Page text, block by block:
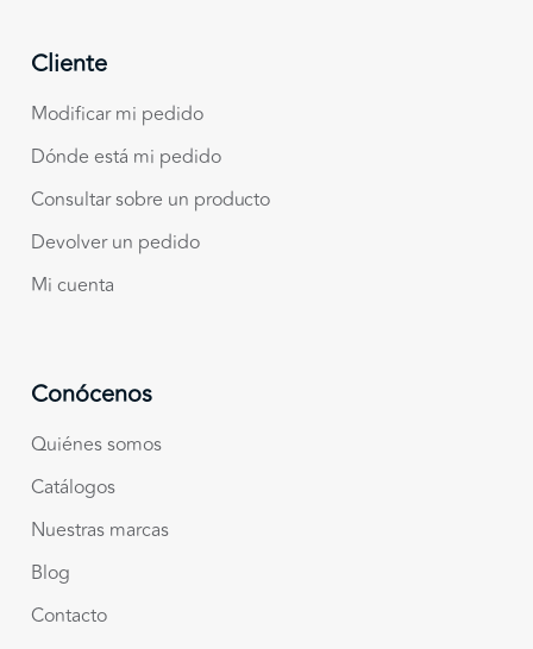
Cliente
Modificar mi pedido
Dónde está mi pedido
Consultar sobre un producto
Devolver un pedido
Mi cuenta
Conócenos
Quiénes somos
Catálogos
Nuestras marcas
Blog
Contacto